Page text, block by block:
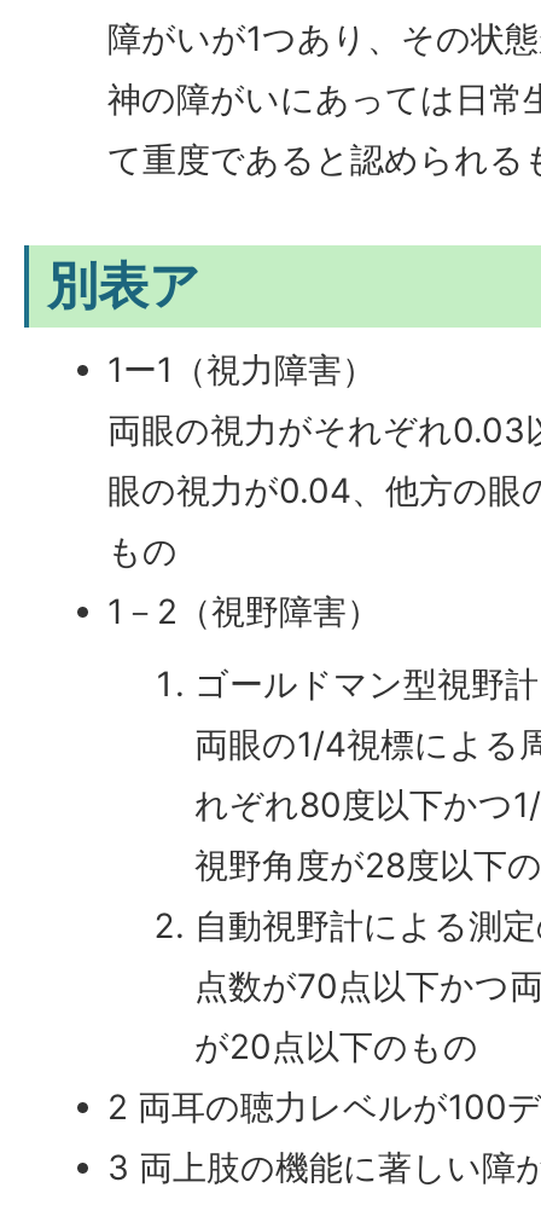
障がいが1つあり、その状
神の障がいにあっては日常
て重度であると認められる
別表ア
1ー1（視力障害）
両眼の視力がそれぞれ0.03
眼の視力が0.04、他方の眼
もの
1－2（視野障害）
ゴールドマン型視野
両眼の1/4視標による
れぞれ80度以下かつ
視野角度が28度以下
自動視野計による測
点数が70点以下かつ
が20点以下のもの
2 両耳の聴力レベルが100
3 両上肢の機能に著しい障